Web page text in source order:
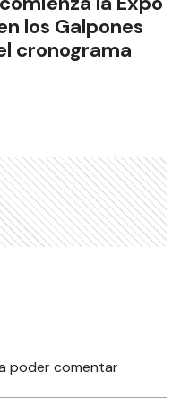
los Galpones
cronograma
poder comentar